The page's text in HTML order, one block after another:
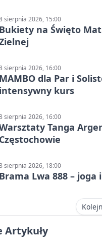
sierpnia 2026, 15:00
Bukiety na Święto
sierpnia 2026, 16:00
MAMBO dla Par i
intensywny kurs
sierpnia 2026, 16:00
Tanga
Częstochowie
sierpnia 2026, 18:00
Brama Lwa 888 –
Artykuły